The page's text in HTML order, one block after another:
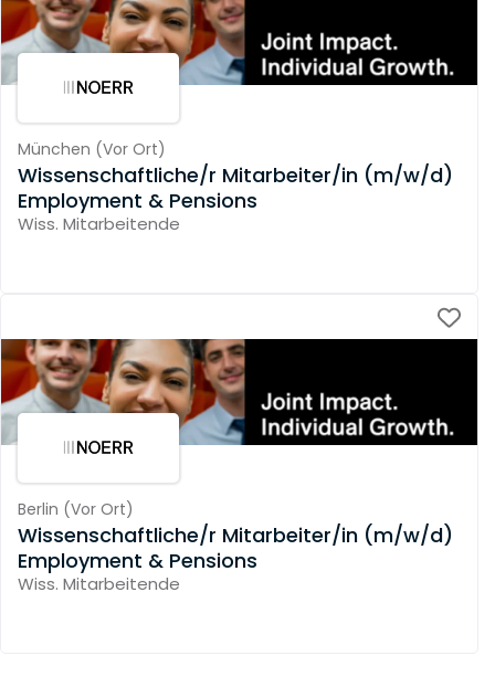
München (Vor Ort)
Wissenschaftliche/r Mitarbeiter/in (m/w/d)
Employment & Pensions
Wiss. Mitarbeitende
Berlin (Vor Ort)
Wissenschaftliche/r Mitarbeiter/in (m/w/d)
Employment & Pensions
Wiss. Mitarbeitende